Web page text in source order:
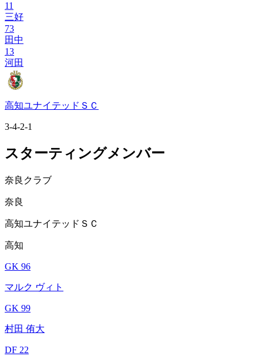
11
三好
73
田中
13
河田
高知ユナイテッドＳＣ
3-4-2-1
スターティングメンバー
奈良クラブ
奈良
高知ユナイテッドＳＣ
高知
GK 96
マルク ヴィト
GK 99
村田 侑大
DF 22